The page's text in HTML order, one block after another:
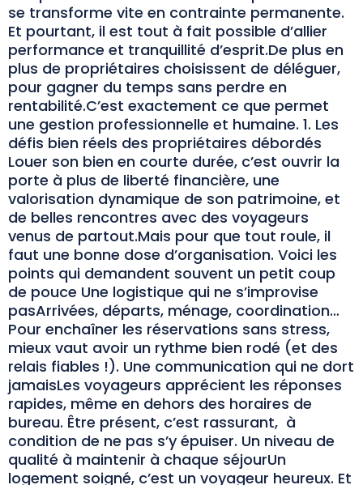
se transforme vite en contrainte permanente.
Et pourtant, il est tout à fait possible d’allier
performance et tranquillité d’esprit.De plus en
plus de propriétaires choisissent de déléguer,
pour gagner du temps sans perdre en
rentabilité.C’est exactement ce que permet
une gestion professionnelle et humaine. 1. Les
défis bien réels des propriétaires débordés
Louer son bien en courte durée, c’est ouvrir la
porte à plus de liberté financière, une
valorisation dynamique de son patrimoine, et
de belles rencontres avec des voyageurs
venus de partout.Mais pour que tout roule, il
faut une bonne dose d’organisation. Voici les
points qui demandent souvent un petit coup
de pouce Une logistique qui ne s’improvise
pasArrivées, départs, ménage, coordination…
Pour enchaîner les réservations sans stress,
mieux vaut avoir un rythme bien rodé (et des
relais fiables !). Une communication qui ne dort
jamaisLes voyageurs apprécient les réponses
rapides, même en dehors des horaires de
bureau. Être présent, c’est rassurant, à
condition de ne pas s’y épuiser. Un niveau de
qualité à maintenir à chaque séjourUn
logement soigné, c’est un voyageur heureux. Et